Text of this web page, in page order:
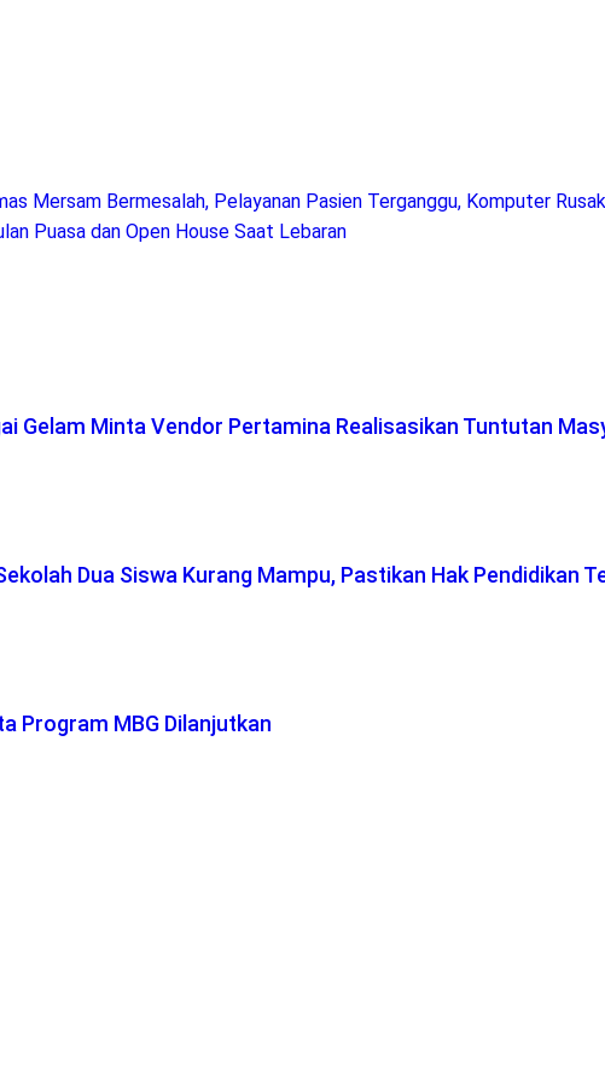
Mersam Bermesalah, Pelayanan Pasien Terganggu, Komputer Rusak
Puasa dan Open House Saat Lebaran
Gelam Minta Vendor Pertamina Realisasikan Tuntutan
Dua Siswa Kurang Mampu, Pastikan Hak Pendidikan
Program MBG Dilanjutkan